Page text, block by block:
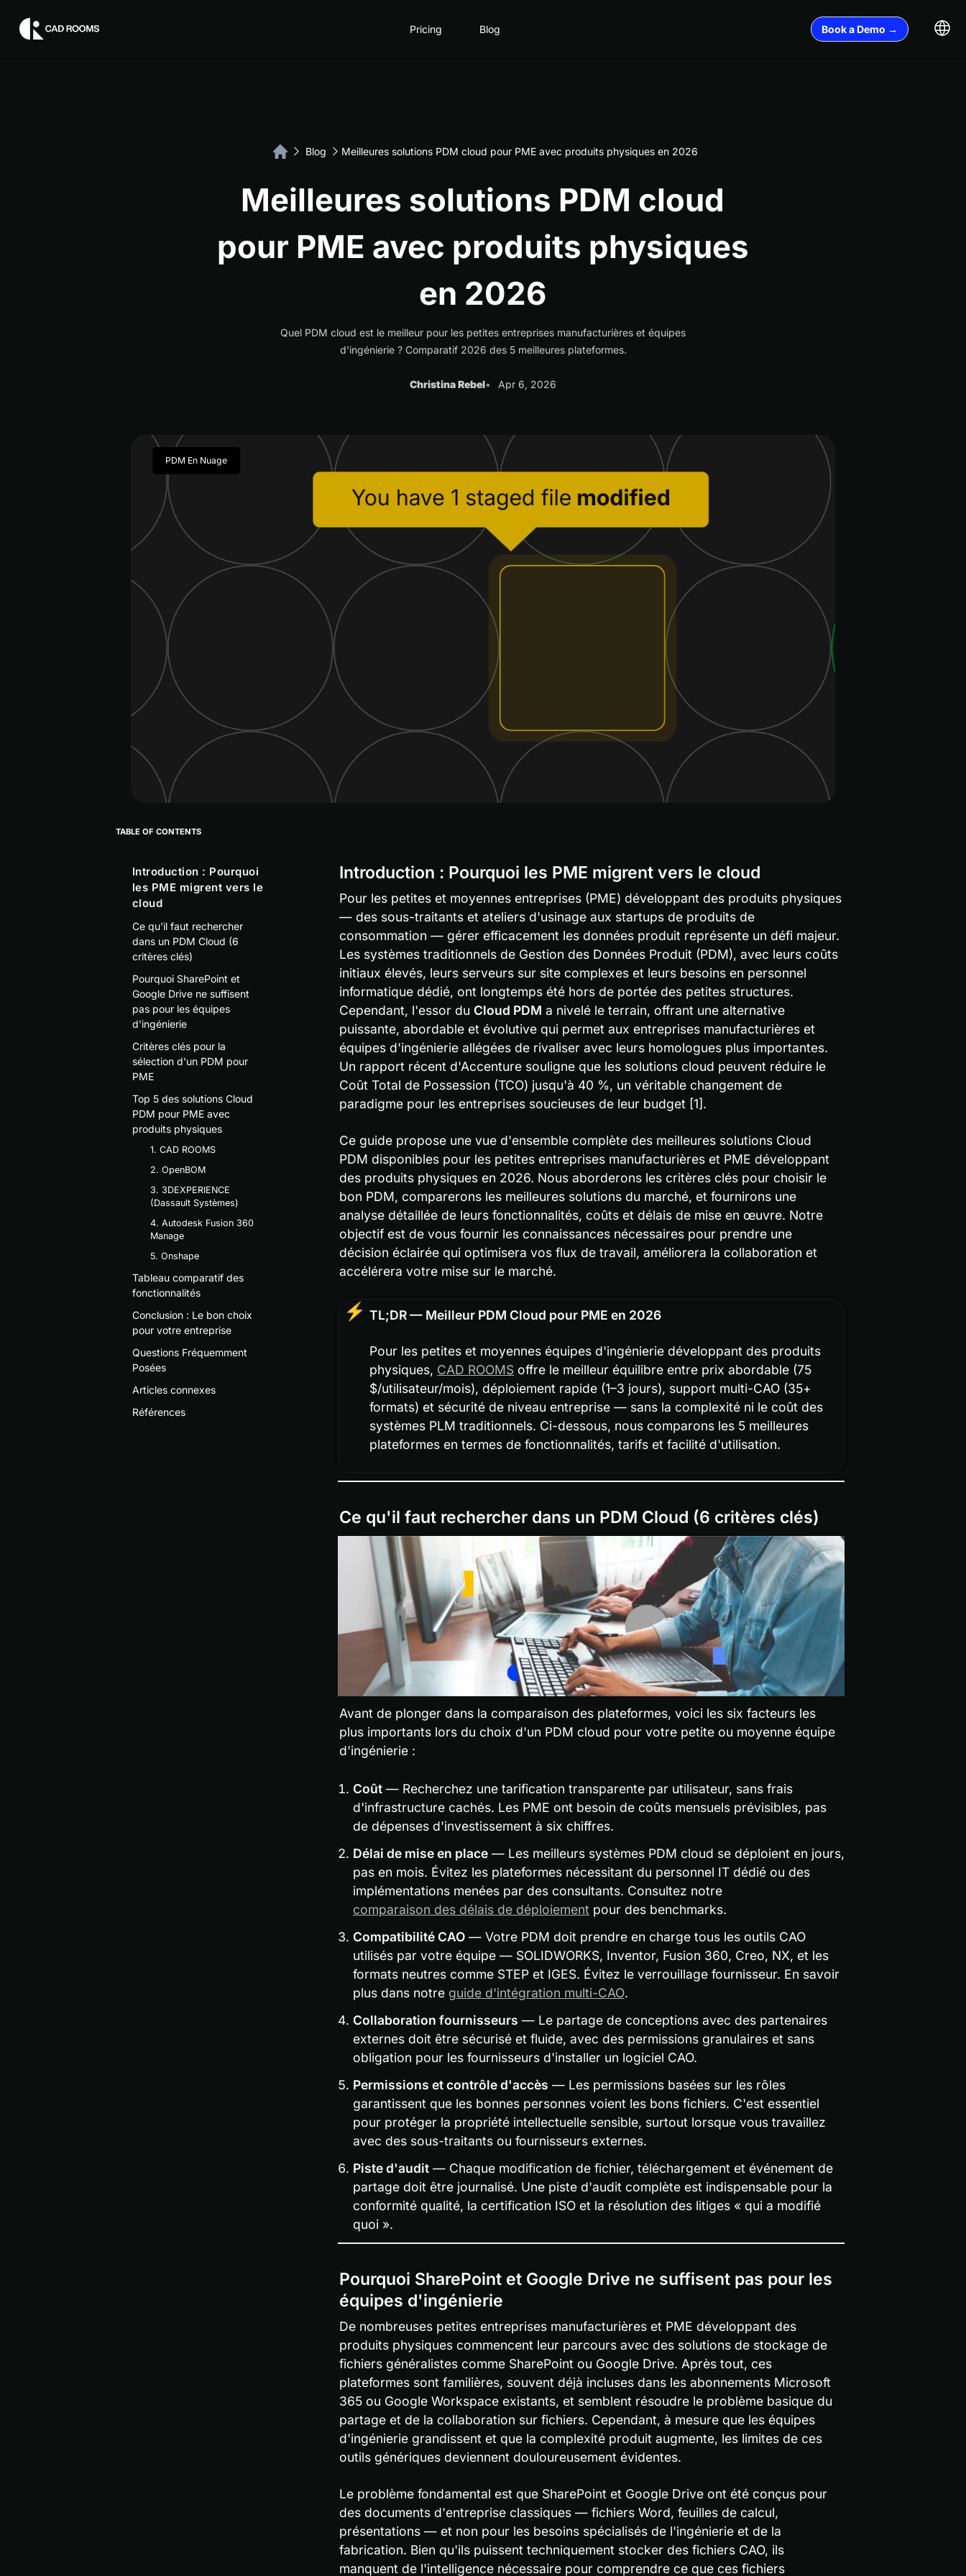
Pricing Blog Book a Demo →
Blog Meilleures solutions PDM cloud pour PME avec produits physiques en 2026
Meilleures solutions PDM cloud
pour PME avec produits physiques
en 2026
Quel PDM cloud est le meilleur pour les petites entreprises manufacturières et équipes
d'ingénierie ? Comparatif 2026 des 5 meilleures plateformes.
Christina Rebel Apr 6, 2026
PDM En Nuage
TABLE OF CONTENTS
Introduction : Pourquoi
les PME migrent vers le
cloud
Ce qu'il faut rechercher
dans un PDM Cloud (6
critères clés)
Pourquoi SharePoint et
Google Drive ne suffisent
pas pour les équipes
d'ingénierie
Critères clés pour la
sélection d'un PDM pour
PME
Top 5 des solutions Cloud
PDM pour PME avec
produits physiques
1. CAD ROOMS
2. OpenBOM
3. 3DEXPERIENCE
(Dassault Systèmes)
4. Autodesk Fusion 360
Manage
5. Onshape
Tableau comparatif des
fonctionnalités
Conclusion : Le bon choix
pour votre entreprise
Questions Fréquemment
Posées
Articles connexes
Références
Introduction : Pourquoi les PME migrent vers le cloud
Pour les petites et moyennes entreprises (PME) développant des produits physiques
— des sous-traitants et ateliers d'usinage aux startups de produits de
consommation — gérer efficacement les données produit représente un défi majeur.
Les systèmes traditionnels de Gestion des Données Produit (PDM), avec leurs coûts
initiaux élevés, leurs serveurs sur site complexes et leurs besoins en personnel
informatique dédié, ont longtemps été hors de portée des petites structures.
Cependant, l'essor du Cloud PDM a nivelé le terrain, offrant une alternative
puissante, abordable et évolutive qui permet aux entreprises manufacturières et
équipes d'ingénierie allégées de rivaliser avec leurs homologues plus importantes.
Un rapport récent d'Accenture souligne que les solutions cloud peuvent réduire le
Coût Total de Possession (TCO) jusqu'à 40 %, un véritable changement de
paradigme pour les entreprises soucieuses de leur budget [1].
Ce guide propose une vue d'ensemble complète des meilleures solutions Cloud
PDM disponibles pour les petites entreprises manufacturières et PME développant
des produits physiques en 2026. Nous aborderons les critères clés pour choisir le
bon PDM, comparerons les meilleures solutions du marché, et fournirons une
analyse détaillée de leurs fonctionnalités, coûts et délais de mise en œuvre. Notre
objectif est de vous fournir les connaissances nécessaires pour prendre une
décision éclairée qui optimisera vos flux de travail, améliorera la collaboration et
accélérera votre mise sur le marché.
⚡ TL;DR — Meilleur PDM Cloud pour PME en 2026
Pour les petites et moyennes équipes d'ingénierie développant des produits
physiques, CAD ROOMS offre le meilleur équilibre entre prix abordable (75
$/utilisateur/mois), déploiement rapide (1–3 jours), support multi-CAO (35+
formats) et sécurité de niveau entreprise — sans la complexité ni le coût des
systèmes PLM traditionnels. Ci-dessous, nous comparons les 5 meilleures
plateformes en termes de fonctionnalités, tarifs et facilité d'utilisation.
Ce qu'il faut rechercher dans un PDM Cloud (6 critères clés)
Avant de plonger dans la comparaison des plateformes, voici les six facteurs les
plus importants lors du choix d'un PDM cloud pour votre petite ou moyenne équipe
d'ingénierie :
Coût — Recherchez une tarification transparente par utilisateur, sans frais
d'infrastructure cachés. Les PME ont besoin de coûts mensuels prévisibles, pas
de dépenses d'investissement à six chiffres.
Délai de mise en place — Les meilleurs systèmes PDM cloud se déploient en jours,
pas en mois. Évitez les plateformes nécessitant du personnel IT dédié ou des
implémentations menées par des consultants. Consultez notre
comparaison des délais de déploiement pour des benchmarks.
Compatibilité CAO — Votre PDM doit prendre en charge tous les outils CAO
utilisés par votre équipe — SOLIDWORKS, Inventor, Fusion 360, Creo, NX, et les
formats neutres comme STEP et IGES. Évitez le verrouillage fournisseur. En savoir
plus dans notre guide d'intégration multi-CAO.
Collaboration fournisseurs — Le partage de conceptions avec des partenaires
externes doit être sécurisé et fluide, avec des permissions granulaires et sans
obligation pour les fournisseurs d'installer un logiciel CAO.
Permissions et contrôle d'accès — Les permissions basées sur les rôles
garantissent que les bonnes personnes voient les bons fichiers. C'est essentiel
pour protéger la propriété intellectuelle sensible, surtout lorsque vous travaillez
avec des sous-traitants ou fournisseurs externes.
Piste d'audit — Chaque modification de fichier, téléchargement et événement de
partage doit être journalisé. Une piste d'audit complète est indispensable pour la
conformité qualité, la certification ISO et la résolution des litiges « qui a modifié
quoi ».
Pourquoi SharePoint et Google Drive ne suffisent pas pour les
équipes d'ingénierie
De nombreuses petites entreprises manufacturières et PME développant des
produits physiques commencent leur parcours avec des solutions de stockage de
fichiers généralistes comme SharePoint ou Google Drive. Après tout, ces
plateformes sont familières, souvent déjà incluses dans les abonnements Microsoft
365 ou Google Workspace existants, et semblent résoudre le problème basique du
partage et de la collaboration sur fichiers. Cependant, à mesure que les équipes
d'ingénierie grandissent et que la complexité produit augmente, les limites de ces
outils génériques deviennent douloureusement évidentes.
Le problème fondamental est que SharePoint et Google Drive ont été conçus pour
des documents d'entreprise classiques — fichiers Word, feuilles de calcul,
présentations — et non pour les besoins spécialisés de l'ingénierie et de la
fabrication. Bien qu'ils puissent techniquement stocker des fichiers CAO, ils
manquent de l'intelligence nécessaire pour comprendre ce que ces fichiers